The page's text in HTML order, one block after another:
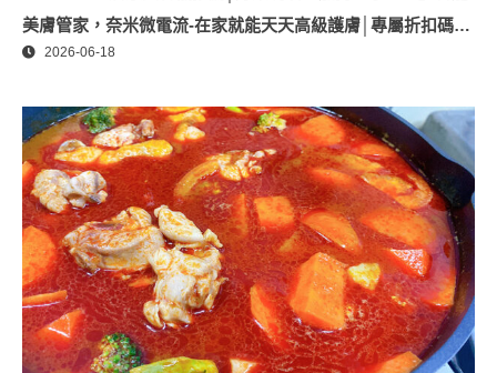
美膚管家，奈米微電流-在家就能天天高級護膚│專屬折扣碼
【ZPLAI】額外9折
2026-06-18